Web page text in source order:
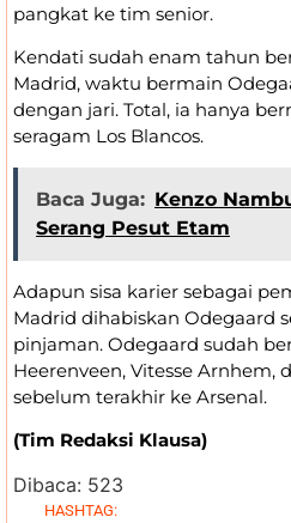
pangkat ke tim senior.
Kendati sudah enam tahun
Madrid, waktu bermain
dengan jari. Total, ia hanya
seragam Los Blancos.
Baca Juga: Kenzo
Serang Pesut Etam
Adapun sisa karier sebagai
Madrid dihabiskan Odegaard
pinjaman. Odegaard sudah
Heerenveen, Vitesse Arnhem,
sebelum terakhir ke Arsenal.
(Tim Redaksi Klausa)
Dibaca: 523
HASHTAG: